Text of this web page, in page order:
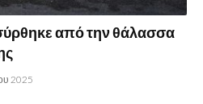
από την θάλασσα
2025